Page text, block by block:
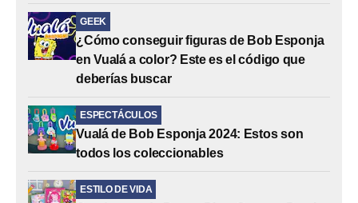
GEEK
¿Cómo conseguir figuras de Bob Esponja
en Vualá a color? Este es el código que
deberías buscar
ESPECTÁCULOS
Vualá de Bob Esponja 2024: Estos son
todos los coleccionables
ESTILO DE VIDA